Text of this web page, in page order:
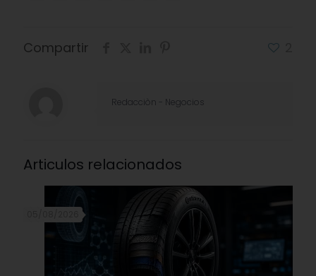
Compartir
Redacciòn - Negocios
Articulos relacionados